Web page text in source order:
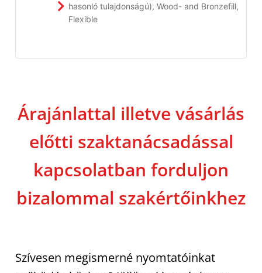
hasonló tulajdonságú), Wood- and Bronzefill,
Flexible
Árajánlattal illetve vásárlás
előtti szaktanácsadással
kapcsolatban forduljon
bizalommal szakértőinkhez
Szívesen megismerné nyomtatóinkat